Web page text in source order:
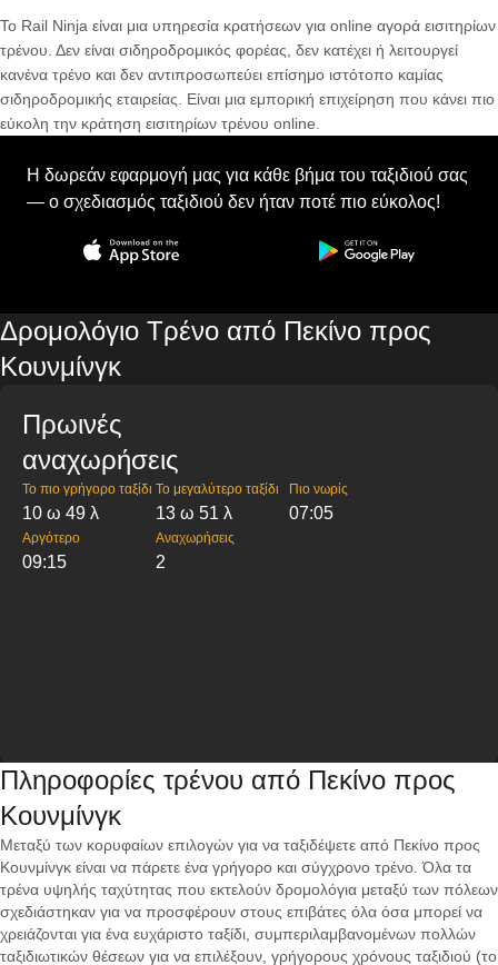
Το Rail Ninja είναι μια υπηρεσία κρατήσεων για online αγορά εισιτηρίων
τρένου. Δεν είναι σιδηροδρομικός φορέας, δεν κατέχει ή λειτουργεί
κανένα τρένο και δεν αντιπροσωπεύει επίσημο ιστότοπο καμίας
σιδηροδρομικής εταιρείας. Είναι μια εμπορική επιχείρηση που κάνει πιο
εύκολη την κράτηση εισιτηρίων τρένου online.
Η δωρεάν εφαρμογή μας για κάθε βήμα του ταξιδιού σας
— ο σχεδιασμός ταξιδιού δεν ήταν ποτέ πιο εύκολος!
Δρομολόγιο Τρένο από Πεκίνο προς
Κουνμίνγκ
Πρωινές
αναχωρήσεις
Το πιο γρήγορο ταξίδι
10 ω 49 λ
Το μεγαλύτερο ταξίδι
13 ω 51 λ
Πιο νωρίς
07:05
Αργότερο
09:15
Αναχωρήσεις
2
Πληροφορίες τρένου από Πεκίνο προς
Κουνμίνγκ
Μεταξύ των κορυφαίων επιλογών για να ταξιδέψετε από Πεκίνο προς
Κουνμίνγκ είναι να πάρετε ένα γρήγορο και σύγχρονο τρένο. Όλα τα
τρένα υψηλής ταχύτητας που εκτελούν δρομολόγια μεταξύ των πόλεων
σχεδιάστηκαν για να προσφέρουν στους επιβάτες όλα όσα μπορεί να
χρειάζονται για ένα ευχάριστο ταξίδι, συμπεριλαμβανομένων πολλών
ταξιδιωτικών θέσεων για να επιλέξουν, γρήγορους χρόνους ταξιδιού (το